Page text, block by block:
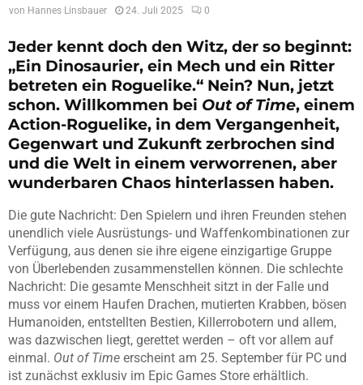
von Hannes Linsbauer 24. Juli 2025 0
Jeder kennt doch den Witz, der so beginnt:
„Ein Dinosaurier, ein Mech und ein Ritter
betreten ein Roguelike.“ Nein? Nun, jetzt
schon. Willkommen bei Out of Time, einem
Action-Roguelike, in dem Vergangenheit,
Gegenwart und Zukunft zerbrochen sind
und die Welt in einem verworrenen, aber
wunderbaren Chaos hinterlassen haben.
Die gute Nachricht: Den Spielern und ihren Freunden stehen
unendlich viele Ausrüstungs- und Waffenkombinationen zur
Verfügung, aus denen sie ihre eigene einzigartige Gruppe
von Überlebenden zusammenstellen können. Die schlechte
Nachricht: Die gesamte Menschheit sitzt in der Falle und
muss vor einem Haufen Drachen, mutierten Krabben, bösen
Humanoiden, entstellten Bestien, Killerrobotern und allem,
was dazwischen liegt, gerettet werden – oft vor allem auf
einmal. Out of Time erscheint am 25. September für PC und
ist zunächst exklusiv im Epic Games Store erhältlich.